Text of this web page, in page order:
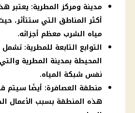
مدينة ومركز المطرية: يعتبر
أكثر المناطق التي ستتأثر،
مياه الشرب معظم أجزائه.
التوابع التابعة للمطرية:
المحيطة بمدينة المطرية
نفس شبكة المياه.
منطقة العصافرة: أيضًا سيتم
هذه المنطقة بسبب الأعمال